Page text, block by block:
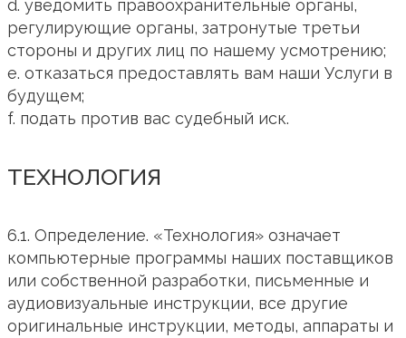
d. уведомить правоохранительные органы,
регулирующие органы, затронутые третьи
стороны и других лиц по нашему усмотрению;
e. отказаться предоставлять вам наши Услуги в
будущем;
f. подать против вас судебный иск.
ТЕХНОЛОГИЯ
6.1. Определение. «Технология» означает
компьютерные программы наших поставщиков
или собственной разработки, письменные и
аудиовизуальные инструкции, все другие
оригинальные инструкции, методы, аппараты и